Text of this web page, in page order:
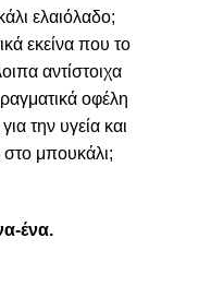
ελαιόλαδο;
εκείνα που το
αντίστοιχα
οφέλη
την υγεία και
στο μπουκάλι;
ένα.